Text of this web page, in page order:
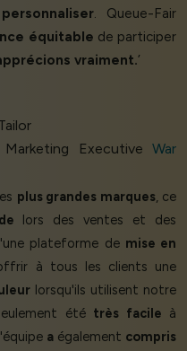
personnaliser. Queue-Fair
équitable de participer
vraiment.’
Marketing Executive War
plus grandes marques, ce
lors des ventes et des
plateforme de mise en
à tous les clients une
lorsqu'ils utilisent notre
été très facile à
aégalement compris